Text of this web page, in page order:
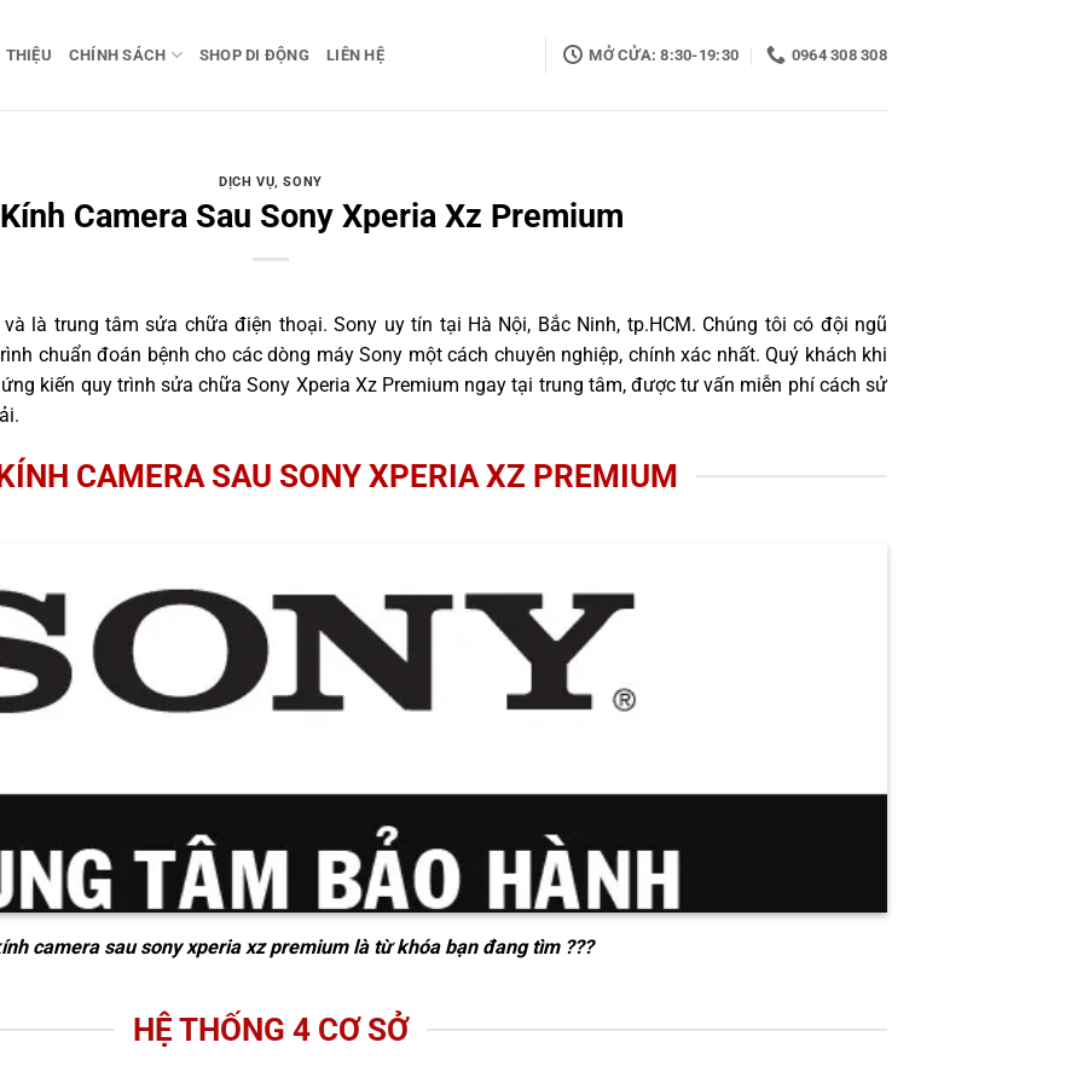
THIỆU CHÍNH SÁCH SHOP DI ĐỘNG LIÊN HỆ MỞ CỬA: 8:30-19:30 0964 308 308
DỊCH VỤ,SONY
Camera Sau Sony Xperia Xz Premium
là trung tâm sửa chữa điện thoại. Sony uy tín tại Hà Nội, Bắc Ninh, tp.HCM. Chúng tôi có đội ngũ
chuẩn đoán bệnh cho các dòng máy Sony một cách chuyên nghiệp, chính xác nhất. Quý khách khi
kiến quy trình sửa chữa Sony Xperia Xz Premium ngay tại trung tâm, được tư vấn miễn phí cách sử
CAMERA SAU SONY XPERIA XZ PREMIUM
camera sau sony xperia xz premiumlà từ khóa bạn đang tìm ???
HỆ THỐNG 4 CƠ SỞ